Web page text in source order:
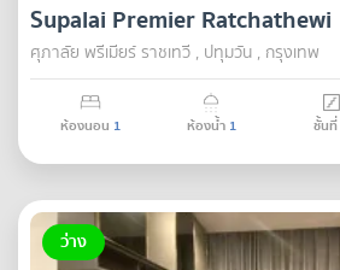
Supalai Premier Ratchathewi
ศุภาลัย พรีเมียร์ ราชเทวี , ปทุมวัน , กรุงเทพ
ห้องนอน 1 ห้องน้ำ 1 ชั้นที่
ว่าง